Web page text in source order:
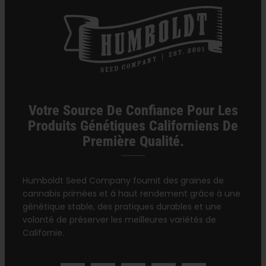
Votre Source De Confiance Pour Les
Produits Génétiques Californiens De
Première Qualité.
Humboldt Seed Company fournit des graines de
cannabis primées et à haut rendement grâce à une
génétique stable, des pratiques durables et une
volonté de préserver les meilleures variétés de
Californie.